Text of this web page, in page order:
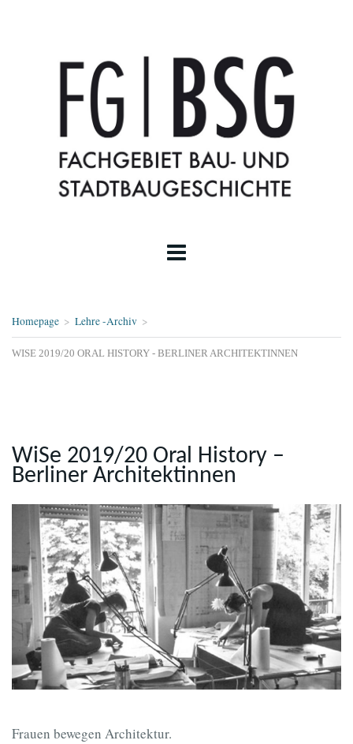
Homepage > Lehre -Archiv >
WISE 2019/20 ORAL HISTORY - BERLINER ARCHITEKTINNEN
WiSe 2019/20 Oral History –
Berliner Architektinnen
Frauen bewegen Architektur.